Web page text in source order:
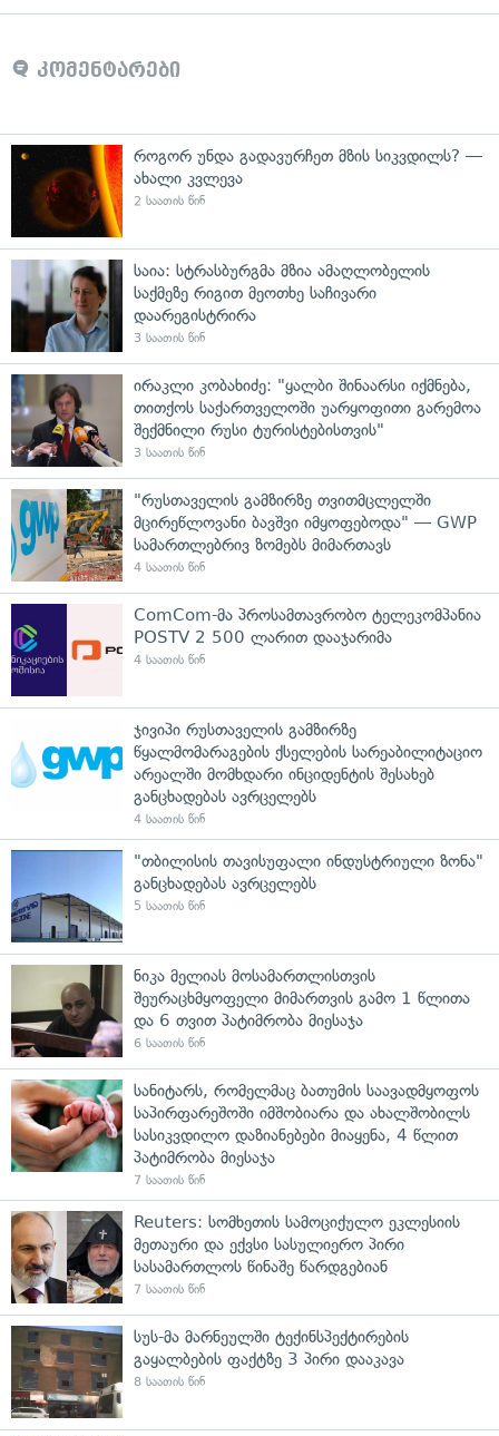
კომენტარები
როგორ უნდა გადავურჩეთ მზის სიკვდილს? —
ახალი კვლევა
2 საათის წინ
საია: სტრასბურგმა მზია ამაღლობელის
საქმეზე რიგით მეოთხე საჩივარი
დაარეგისტრირა
3 საათის წინ
ირაკლი კობახიძე: "ყალბი შინაარსი იქმნება,
თითქოს საქართველოში უარყოფითი გარემოა
შექმნილი რუსი ტურისტებისთვის"
3 საათის წინ
"რუსთაველის გამზირზე თვითმცლელში
მცირეწლოვანი ბავშვი იმყოფებოდა" — GWP
სამართლებრივ ზომებს მიმართავს
4 საათის წინ
ComCom-მა პროსამთავრობო ტელეკომპანია
POSTV 2 500 ლარით დააჯარიმა
4 საათის წინ
ჯივიპი რუსთაველის გამზირზე
წყალმომარაგების ქსელების სარეაბილიტაციო
არეალში მომხდარი ინციდენტის შესახებ
განცხადებას ავრცელებს
4 საათის წინ
"თბილისის თავისუფალი ინდუსტრიული ზონა"
განცხადებას ავრცელებს
5 საათის წინ
ნიკა მელიას მოსამართლისთვის
შეურაცხმყოფელი მიმართვის გამო 1 წლითა
და 6 თვით პატიმრობა მიესაჯა
6 საათის წინ
სანიტარს, რომელმაც ბათუმის საავადმყოფოს
საპირფარეშოში იმშობიარა და ახალშობილს
სასიკვდილო დაზიანებები მიაყენა, 4 წლით
პატიმრობა მიესაჯა
7 საათის წინ
Reuters: სომხეთის სამოციქულო ეკლესიის
მეთაური და ექვსი სასულიერო პირი
სასამართლოს წინაშე წარდგებიან
7 საათის წინ
სუს-მა მარნეულში ტექინსპექტირების
გაყალბების ფაქტზე 3 პირი დააკავა
8 საათის წინ